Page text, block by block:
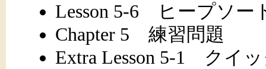
Lesson 5-6 ヒープソー
Chapter 5 練習問題
Extra Lesson 5-1 クイ